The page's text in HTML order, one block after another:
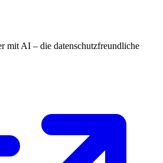
mit AI – die datenschutzfreundliche